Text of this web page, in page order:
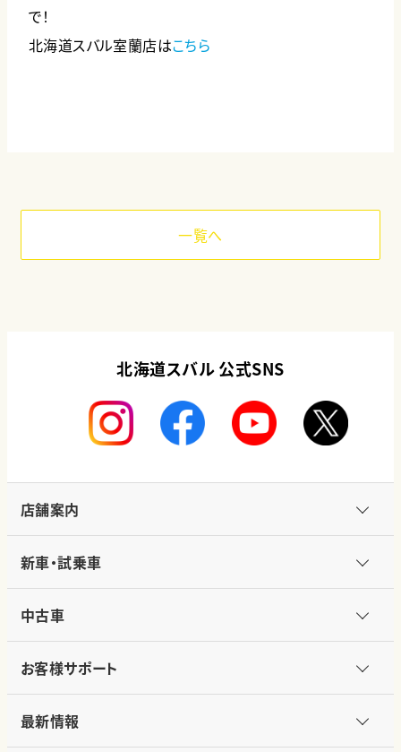
で！
北海道スバル室蘭店はこちら
一覧へ
北海道スバル 公式SNS
店舗案内
新車・試乗車
中古車
お客様サポート
最新情報